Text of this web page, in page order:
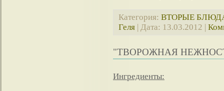
Категория: ВТОРЫЕ
Геля | Дата: 13.03.2012 |
"ТВОРОЖНАЯ
Ингредиенты: